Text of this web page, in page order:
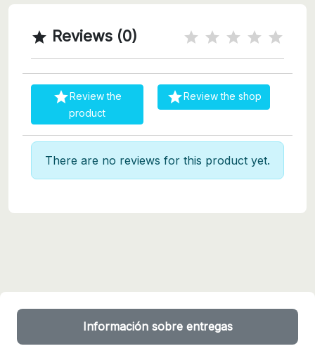
 Reviews (0)
Review the
product
Review the shop
There are no reviews for this product yet.
Información sobre entregas